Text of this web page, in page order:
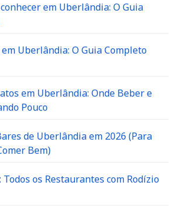
em Uberlândia: O Guia
Uberlândia: O Guia Completo
em Uberlândia: Onde Beber e
Pouco
de Uberlândia em 2026 (Para
Bem)
os Restaurantes com Rodízio